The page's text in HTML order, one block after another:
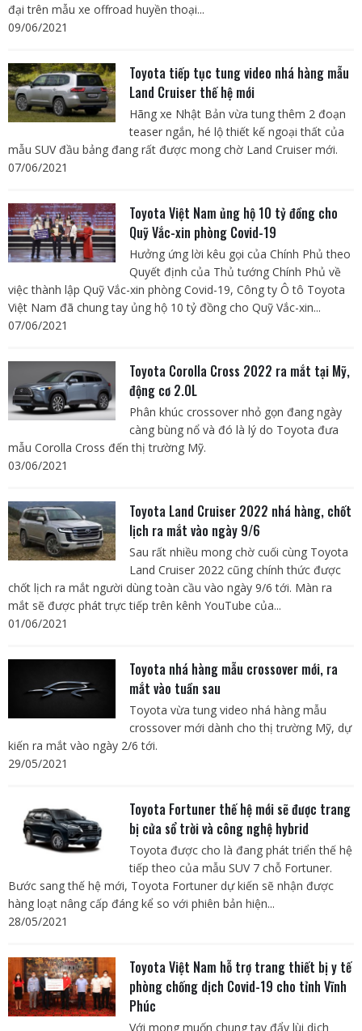
đại trên mẫu xe offroad huyền thoại...
09/06/2021
Toyota tiếp tục tung video nhá hàng mẫu
Land Cruiser thế hệ mới
Hãng xe Nhật Bản vừa tung thêm 2 đoạn
teaser ngắn, hé lộ thiết kế ngoại thất của
mẫu SUV đầu bảng đang rất được mong chờ Land Cruiser mới.
07/06/2021
Toyota Việt Nam ủng hộ 10 tỷ đồng cho
Quỹ Vắc-xin phòng Covid-19
Hưởng ứng lời kêu gọi của Chính Phủ theo
Quyết định của Thủ tướng Chính Phủ về
việc thành lập Quỹ Vắc-xin phòng Covid-19, Công ty Ô tô Toyota
Việt Nam đã chung tay ủng hộ 10 tỷ đồng cho Quỹ Vắc-xin...
07/06/2021
Toyota Corolla Cross 2022 ra mắt tại Mỹ,
động cơ 2.0L
Phân khúc crossover nhỏ gọn đang ngày
càng bùng nổ và đó là lý do Toyota đưa
mẫu Corolla Cross đến thị trường Mỹ.
03/06/2021
Toyota Land Cruiser 2022 nhá hàng, chốt
lịch ra mắt vào ngày 9/6
Sau rất nhiều mong chờ cuối cùng Toyota
Land Cruiser 2022 cũng chính thức được
chốt lịch ra mắt người dùng toàn cầu vào ngày 9/6 tới. Màn ra
mắt sẽ được phát trực tiếp trên kênh YouTube của...
01/06/2021
Toyota nhá hàng mẫu crossover mới, ra
mắt vào tuần sau
Toyota vừa tung video nhá hàng mẫu
crossover mới dành cho thị trường Mỹ, dự
kiến ra mắt vào ngày 2/6 tới.
29/05/2021
Toyota Fortuner thế hệ mới sẽ được trang
bị cửa sổ trời và công nghệ hybrid
Toyota được cho là đang phát triển thế hệ
tiếp theo của mẫu SUV 7 chỗ Fortuner.
Bước sang thế hệ mới, Toyota Fortuner dự kiến sẽ nhận được
hàng loạt nâng cấp đáng kể so với phiên bản hiện...
28/05/2021
Toyota Việt Nam hỗ trợ trang thiết bị y tế
phòng chống dịch Covid-19 cho tỉnh Vĩnh
Phúc
Với mong muốn chung tay đẩy lùi dịch